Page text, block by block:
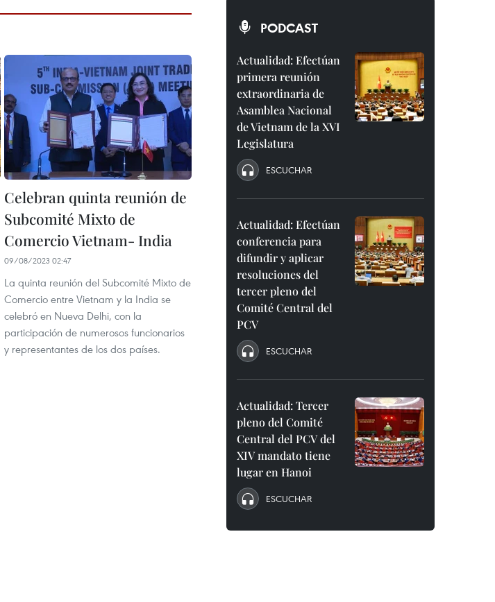
Celebran quinta reunión de
Subcomité Mixto de
Comercio Vietnam- India
09/08/2023 02:47
La quinta reunión del Subcomité Mixto de
Comercio entre Vietnam y la India se
celebró en Nueva Delhi, con la
participación de numerosos funcionarios
y representantes de los dos países.
PODCAST
Actualidad: Efectúan
primera reunión
extraordinaria de
Asamblea Nacional
de Vietnam de la XVI
Legislatura
ESCUCHAR
Actualidad: Efectúan
conferencia para
difundir y aplicar
resoluciones del
tercer pleno del
Comité Central del
PCV
ESCUCHAR
Actualidad: Tercer
pleno del Comité
Central del PCV del
XIV mandato tiene
lugar en Hanoi
ESCUCHAR